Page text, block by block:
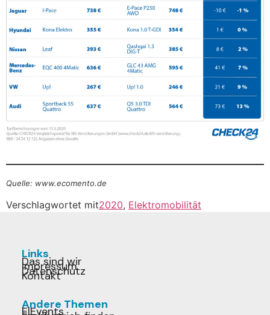
Quelle: www.ecomento.de
Verschlagwortet mit2020, Elektromobilität
Links
Das sind wir
Impressum
Datenschutz
Kontakt
Andere Themen
E|Events